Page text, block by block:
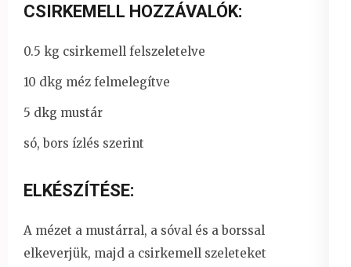
CSIRKEMELL HOZZÁVALÓK:
0.5 kg csirkemell felszeletelve
10 dkg méz felmelegítve
5 dkg mustár
só, bors ízlés szerint
ELKÉSZÍTÉSE:
A mézet a mustárral, a sóval és a borssal
elkeverjük, majd a csirkemell szeleteket